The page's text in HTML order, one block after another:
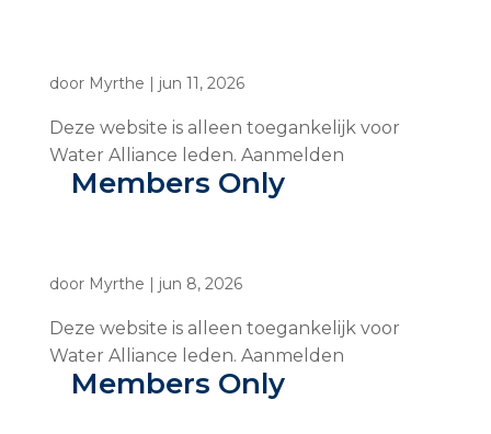
door Myrthe | jun 11, 2026
Deze website is alleen toegankelijk voor
Water Alliance leden. Aanmelden
Members Only
door Myrthe | jun 8, 2026
Deze website is alleen toegankelijk voor
Water Alliance leden. Aanmelden
Members Only